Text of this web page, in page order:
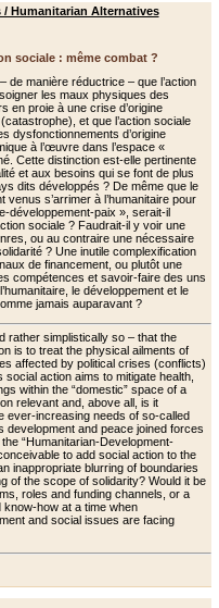
Humanitarian Alternatives
sociale : même combat ?
de manière réductrice – que l’action
les maux physiques des
en proie à une crise d’origine
et que l’action sociale
dys­fonctionnements d’origine
à l’œuvre dans l’espace «
Cette distinction est-elle pertinente
et aux besoins qui se font de plus
dits développés ? De même que le
s’arrimer à l’humanitaire pour
développement-paix », serait-il
sociale ? Faudrait-il y voir une
ou au contraire une nécessaire
? Une inutile complexification
de financement, ou plu­tôt une
compétences et savoir-faire des uns
le développement et le
jamais auparavant ?
rather simplistically so – that the
is to treat the physical ailments of
affected by political crises (conflicts)
action aims to mitigate health,
within the “domestic” space of a
relevant and, above all, is it
ever-increasing needs of so-called
development and peace joined forc­es
“Humanitarian-Development-
to add social action to the
inappropriate blurring of boundaries
of the scope of solidarity? Would it be
roles and funding channels, or a
how at a time when
and social issues are facing